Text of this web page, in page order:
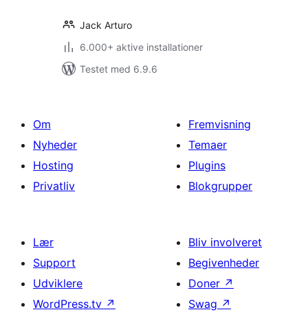
Jack Arturo
6.000+ aktive installationer
Testet med 6.9.6
Om
Nyheder
Hosting
Privatliv
Fremvisning
Temaer
Plugins
Blokgrupper
Lær
Support
Udviklere
WordPress.tv ↗
Bliv involveret
Begivenheder
Doner ↗
Swag ↗